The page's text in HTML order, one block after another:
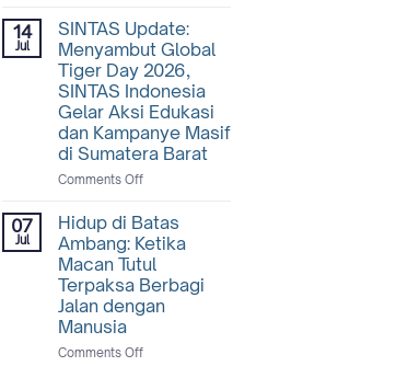
Tapir
Begitu
Penting
Bagi
Hutan,
dan
Mengapa
Tragedi
di
Boleh
Terulang
Lagi?
14
Jul
SINTAS Update:
Menyambut Global
Tiger Day 2026,
SINTAS Indonesia
Gelar Aksi Edukasi
dan Kampanye Masif
di Sumatera Barat
Comments Offon
Update:
Menyambut
Global
Tiger
Day
2026,
Indonesia
07
Jul
Hidup di Batas
Ambang: Ketika
Macan Tutul
Terpaksa Berbagi
Jalan dengan
Manusia
Comments Offon